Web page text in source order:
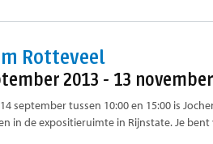
Rotteveel
2013 - 13
september tussen 10:00 en 15:00 is
in de expositieruimte in Rijnstate. Je